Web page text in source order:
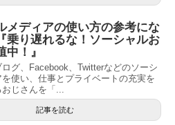
メディアの使い方の参考にな
乗り遅れるな！ソーシャルお
中！』
グ、Facebook、Twitterなどのソーシ
を使い、仕事とプライベートの充実を
じさんを「...
記事を読む